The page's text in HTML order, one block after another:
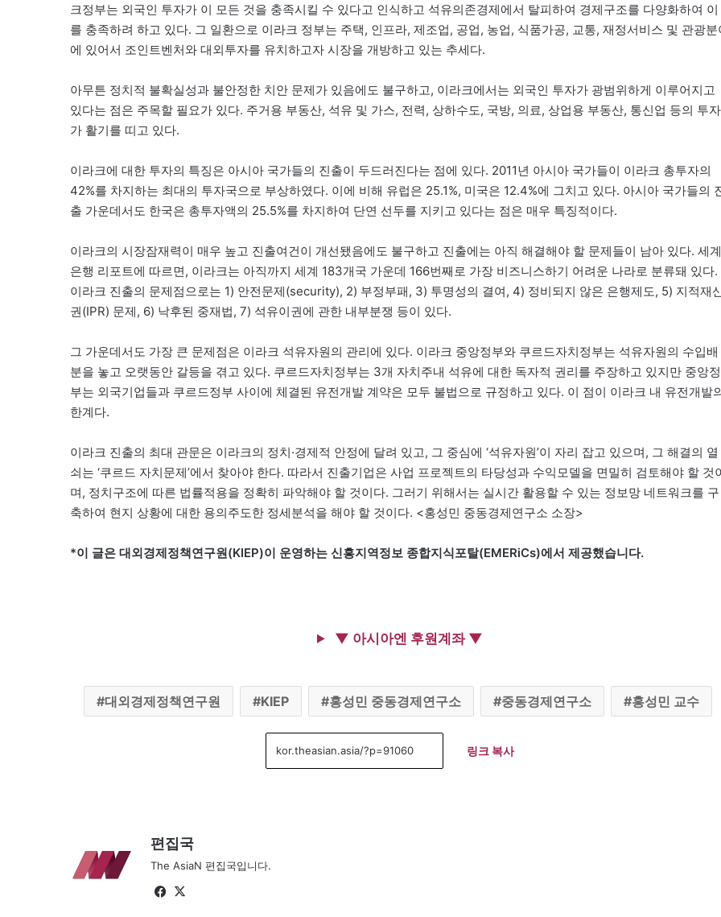
크정부는 외국인 투자가 이 모든 것을 충족시킬 수 있다고 인식하고 석유의존경제에서 탈피하여 경제구조를 다양화하여 이
를 충족하려 하고 있다. 그 일환으로 이라크 정부는 주택, 인프라, 제조업, 공업, 농업, 식품가공, 교통, 재정서비스 및 관광분
에 있어서 조인트벤처와 대외투자를 유치하고자 시장을 개방하고 있는 추세다.
아무튼 정치적 불확실성과 불안정한 치안 문제가 있음에도 불구하고, 이라크에서는 외국인 투자가 광범위하게 이루어지고
있다는 점은 주목할 필요가 있다. 주거용 부동산, 석유 및 가스, 전력, 상하수도, 국방, 의료, 상업용 부동산, 통신업 등의 투자
가 활기를 띠고 있다.
이라크에 대한 투자의 특징은 아시아 국가들의 진출이 두드러진다는 점에 있다. 2011년 아시아 국가들이 이라크 총투자의
42%를 차지하는 최대의 투자국으로 부상하였다. 이에 비해 유럽은 25.1%, 미국은 12.4%에 그치고 있다. 아시아 국가들의
출 가운데서도 한국은 총투자액의 25.5%를 차지하여 단연 선두를 지키고 있다는 점은 매우 특징적이다.
이라크의 시장잠재력이 매우 높고 진출여건이 개선됐음에도 불구하고 진출에는 아직 해결해야 할 문제들이 남아 있다. 세계
은행 리포트에 따르면, 이라크는 아직까지 세계 183개국 가운데 166번째로 가장 비즈니스하기 어려운 나라로 분류돼 있다.
이라크 진출의 문제점으로는 1) 안전문제(security), 2) 부정부패, 3) 투명성의 결여, 4) 정비되지 않은 은행제도, 5) 지적재
권(IPR) 문제, 6) 낙후된 중재법, 7) 석유이권에 관한 내부분쟁 등이 있다.
그 가운데서도 가장 큰 문제점은 이라크 석유자원의 관리에 있다. 이라크 중앙정부와 쿠르드자치정부는 석유자원의 수입배
분을 놓고 오랫동안 갈등을 겪고 있다. 쿠르드자치정부는 3개 자치주내 석유에 대한 독자적 권리를 주장하고 있지만 중앙정
부는 외국기업들과 쿠르드정부 사이에 체결된 유전개발 계약은 모두 불법으로 규정하고 있다. 이 점이 이라크 내 유전개발
한계다.
이라크 진출의 최대 관문은 이라크의 정치·경제적 안정에 달려 있고, 그 중심에 ‘석유자원’이 자리 잡고 있으며, 그 해결의 열
쇠는 ‘쿠르드 자치문제’에서 찾아야 한다. 따라서 진출기업은 사업 프로젝트의 타당성과 수익모델을 면밀히 검토해야 할 것
며, 정치구조에 따른 법률적용을 정확히 파악해야 할 것이다. 그러기 위해서는 실시간 활용할 수 있는 정보망 네트워크를 구
축하여 현지 상황에 대한 용의주도한 정세분석을 해야 할 것이다. <홍성민 중동경제연구소 소장>
*이 글은 대외경제정책연구원(KIEP)이 운영하는 신흥지역정보 종합지식포탈(EMERiCs)에서 제공했습니다.
▼ 아시아엔 후원계좌 ▼
대외경제정책연구원 KIEP 홍성민 중동경제연구소 중동경제연구소 홍성민 교수
링크 복사
편집국
The AsiaN 편집국입니다.
Fa